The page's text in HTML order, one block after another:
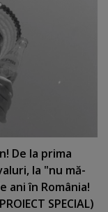
De la prima
la "nu mă-
ani în România!
SPECIAL)